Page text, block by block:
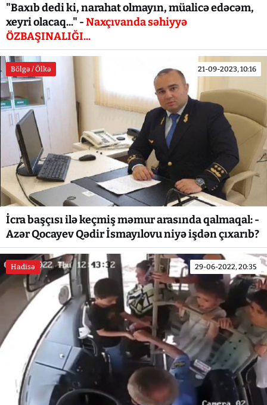
"Baxıb dedi ki, narahat olmayın, müalicə edəcəm,
xeyri olacaq..." -Naxçıvanda səhiyyə
ÖZBAŞINALIĞI...
Bölgə / Ölkə 21-09-2023, 10:16
İcra başçısı ilə keçmiş məmur arasında qalmaqal: -
Azər Qocayev Qədir İsmayılovu niyə işdən çıxarıb?
Hadisə 29-06-2022, 20:35